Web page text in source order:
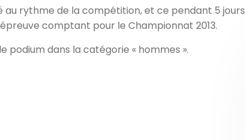
au rythme de la compétition, et ce pendant 5 jours
comptant pour le Championnat 2013.
podium dans la catégorie « hommes ».